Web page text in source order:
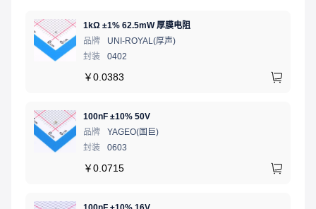
工作电压范围：4.5V至5.5V
1kΩ ±1% 62.5mW 厚膜电阻
品牌
UNI-ROYAL(厚声)
封装
0402
￥0.0383
100nF ±10% 50V
品牌
YAGEO(国巨)
封装
0603
￥0.0715